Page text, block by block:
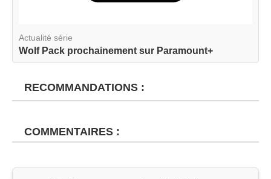
Actualité série
Wolf Pack prochainement sur Paramount+
RECOMMANDATIONS :
COMMENTAIRES :